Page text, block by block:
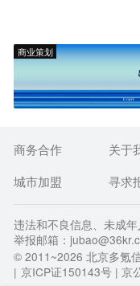
商业策划
商务合作 关于
城市加盟
寻求
违法和不良信息、未成
举报邮箱：
© 2011~2026 北京多氪
| 京ICP证150143号 | 京